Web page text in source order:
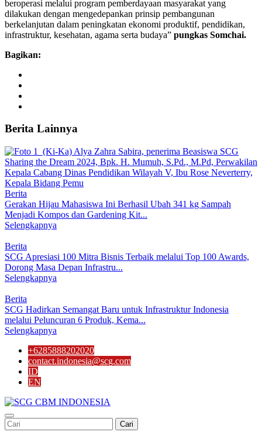
beroperasi melalui program pemberdayaan masyarakat yang
dilakukan dengan mengedepankan prinsip pembangunan
berkelanjutan dalam peningkatan ekonomi produktif, pendidikan,
infrastruktur, kesehatan, agama serta budaya” pungkas Somchai.
Bagikan:
Berita Lainnya
Berita
Gerakan Hijau Mahasiswa Ini Berhasil Ubah 341 kg Sampah
Menjadi Kompos dan Gardening Kit...
Selengkapnya
Berita
SCG Apresiasi 100 Mitra Bisnis Terbaik melalui Top 100 Awards,
Dorong Masa Depan Infrastru...
Selengkapnya
Berita
SCG Hadirkan Semangat Baru untuk Infrastruktur Indonesia
melalui Peluncuran 6 Produk, Kema...
Selengkapnya
+6285888202020
contact.indonesia@scg.com
ID
EN
Cari